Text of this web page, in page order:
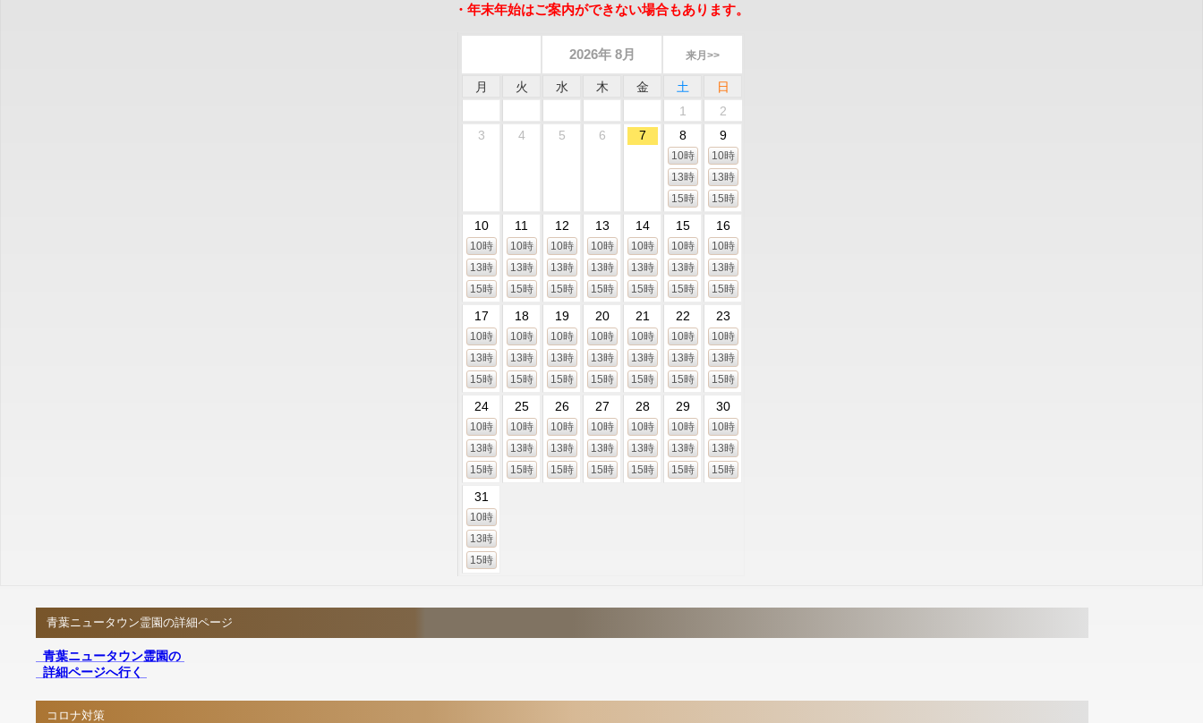
・年末年始はご案内ができない場合もあります。
2026年 8月 来月>>
月 火 水 木 金 土
日
1
2
3
4 5 6 7 8
10時
13時
15時
9
10時
13時
15時
10
10時
13時
15時
11
10時
13時
15時
12
10時
13時
15時
13
10時
13時
15時
14
10時
13時
15時
15
10時
13時
15時
16
10時
13時
15時
17
10時
13時
15時
18
10時
13時
15時
19
10時
13時
15時
20
10時
13時
15時
21
10時
13時
15時
22
10時
13時
15時
23
10時
13時
15時
24
10時
13時
15時
25
10時
13時
15時
26
10時
13時
15時
27
10時
13時
15時
28
10時
13時
15時
29
10時
13時
15時
30
10時
13時
15時
31
10時
13時
15時
青葉ニュータウン霊園の詳細ページ
青葉ニュータウン霊園の
詳細ページへ行く
コロナ対策